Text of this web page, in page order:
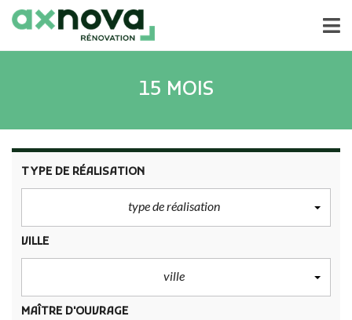
15 MOIS
TYPE DE RÉALISATION
type de réalisation
VILLE
ville
MAÎTRE D'OUVRAGE